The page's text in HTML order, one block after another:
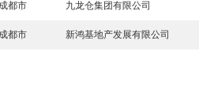
成都市 九龙仓集团有限公司
成都市 新鸿基地产发展有限公司